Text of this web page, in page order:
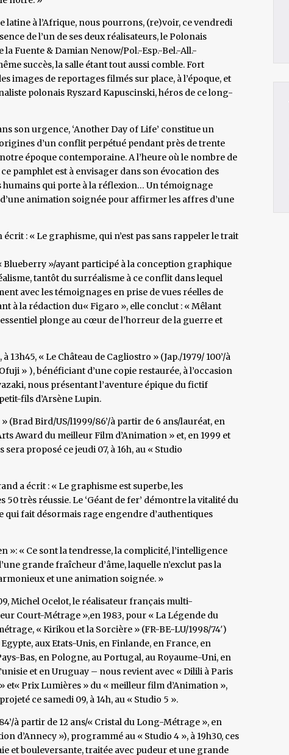
latine à l’Afrique, nous pourrons, (re)voir, ce vendredi
de l’un de ses deux réalisateurs, le Polonais
Fuente & Damian Nenow/Pol.-Esp.-Bel.-All.-
succès, la salle étant tout aussi comble. Fort
images de reportages filmés sur place, à l’époque, et
polonais Ryszard Kapuscinski, héros de ce long-
son urgence, ‘Another Day of Life’ constitue un
d’un conflit perpétué pendant près de trente
époque contemporaine. A l’heure où le nombre de
pamphlet est à envisager dans son évocation des
humains qui porte à la réflexion… Un témoignage
animation soignée pour affirmer les affres d’une
: « Le graphisme, qui n’est pas sans rappeler le trait
»/ayant participé à la conception graphique
tantôt du surréalisme à ce conflit dans lequel
avec les témoignages en prise de vues réelles de
à la rédaction du« Figaro », elle conclut : « Mêlant
plonge au cœur de l’horreur de la guerre et
« Le Château de Cagliostro » (Jap./1979/ 100’/à
» ), bénéficiant d’une copie restaurée, à l’occasion
nous présentant l’aventure épique du fictif
fils d’Arsène Lupin.
(Brad Bird/US/l1999/86’/à partir de 6 ans/lauréat, en
Award du meilleur Film d’Animation » et, en 1999 et
proposé ce jeudi 07, à 16h, au « Studio
a écrit : « Le graphisme est superbe, les
très réussie. Le ‘Géant de fer’ démontre la vitalité du
fait désormais rage engendre d’authentiques
»: « Ce sont la tendresse, la complicité, l’intelligence
grande fraîcheur d’âme, laquelle n’exclut pas la
et une animation soignée. »
Michel Ocelot, le réalisateur français multi-
Court-Métrage »,en 1983, pour « La Légende du
« Kirikou et la Sorcière » (FR-BE-LU/1998/74′)
aux Etats-Unis, en Finlande, en France, en
Bas, en Pologne, au Portugal, au Royaume-Uni, en
et en Uruguay – nous revient avec « Dilili à Paris
et« Prix Lumières » du « meilleur film d’Animation »,
ce samedi 09, à 14h, au « Studio 5 ».
à partir de 12 ans/« Cristal du Long-Métrage », en
d’Annecy »), programmé au « Studio 4 », à 19h30, ces
et bouleversante, traitée avec pudeur et une grande